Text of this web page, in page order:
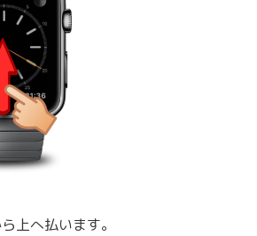
上へ払います。